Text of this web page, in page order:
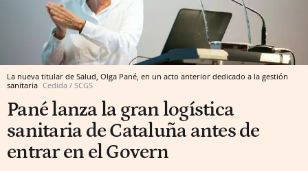
La nueva titular de Salud, Olga Pané, en un acto anterior dedicado a la gestión
sanitaria Cedida / SCGS
Pané lanza la gran logística
sanitaria de Cataluña antes de
entrar en el Govern